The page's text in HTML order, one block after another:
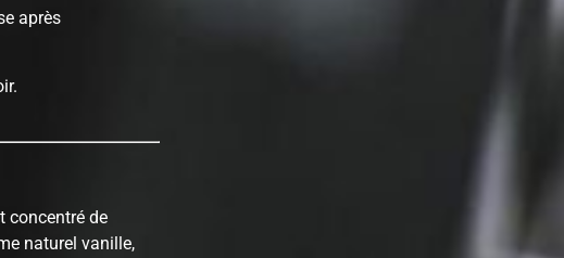
après
concentré de
naturel vanille,